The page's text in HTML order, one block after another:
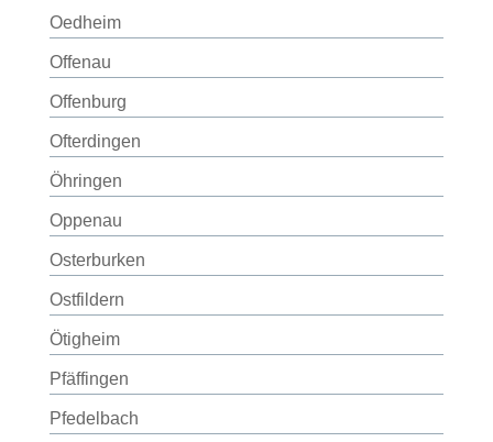
Oedheim
Offenau
Offenburg
Ofterdingen
Öhringen
Oppenau
Osterburken
Ostfildern
Ötigheim
Pfäffingen
Pfedelbach